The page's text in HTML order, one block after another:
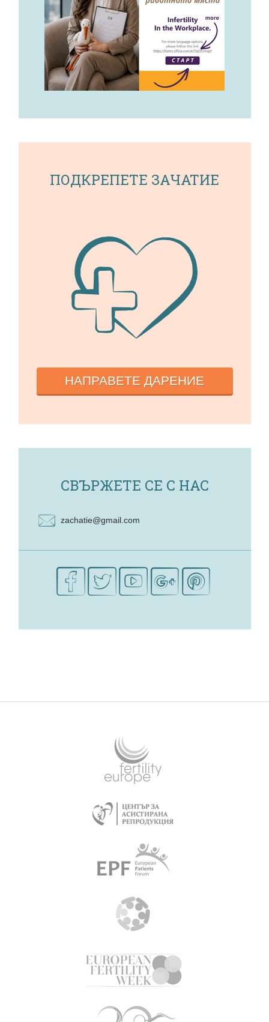
ПОДКРЕПЕТЕ ЗАЧАТИЕ
НАПРАВЕТЕ ДАРЕНИЕ
СВЪРЖЕТЕ СЕ С НАС
zachatie@gmail.com